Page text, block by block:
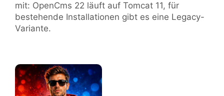
mit: OpenCms 22 läuft auf Tomcat 11, für
bestehende Installationen gibt es eine Legacy-
Variante.